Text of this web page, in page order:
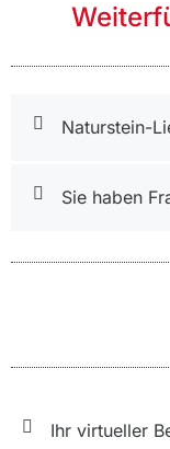
Naturstein-
Sie haben
Ihr virtueller